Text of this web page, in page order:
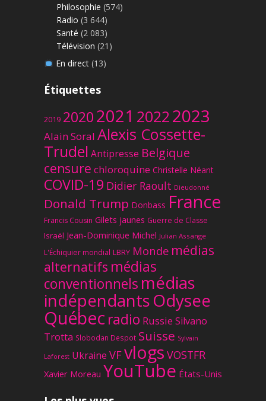
Philosophie (574)
Radio (3 644)
Santé (2 083)
Télévision (21)
En direct(13)
Étiquettes
2019 20202021 20222023
Alain Soral Alexis Cossette-
Trudel Antipresse Belgique
censure chloroquine Christelle Néant
COVID-19 Didier Raoult Dieudonné
Donald Trump Donbass France
Francis Cousin Gilets jaunes Guerre de Classe
Israël Jean-Dominique Michel Julian Assange
L'Échiquier mondial LBRY Monde médias
alternatifs médias
conventionnels médias
indépendantsOdysee
Québec radio Russie Silvano
Trotta Slobodan Despot Suisse Sylvain
Laforest Ukraine VFvlogs VOSTFR
Xavier Moreau YouTube États-Unis